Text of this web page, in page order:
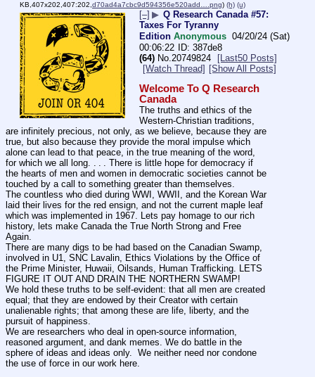
KB,407x202,407:202,d70ad4a7cbc9d594356e520add….png) (h) (u)
[–] ▶ Q Research Canada #57:
Taxes For Tyranny
Edition Anonymous 04/20/24 (Sat)
00:06:22
387de8
(64) No.20749824
[Last50 Posts]
[Watch Thread] [Show All Posts]
Welcome To Q Research
Canada
The truths and ethics of the
Western-Christian traditions,
are infinitely precious, not only, as we believe, because they are
true, but also because they provide the moral impulse which
alone can lead to that peace, in the true meaning of the word,
for which we all long. . . . There is little hope for democracy if
the hearts of men and women in democratic societies cannot be
touched by a call to something greater than themselves.
The countless who died during WWI, WWII, and the Korean War
laid their lives for the red ensign, and not the current maple leaf
which was implemented in 1967. Lets pay homage to our rich
history, lets make Canada the True North Strong and Free
Again.
There are many digs to be had based on the Canadian Swamp,
involved in U1, SNC Lavalin, Ethics Violations by the Office of
the Prime Minister, Huwaii, Oilsands, Human Trafficking. LETS
FIGURE IT OUT AND DRAIN THE NORTHERN SWAMP!
We hold these truths to be self-evident: that all men are created
equal; that they are endowed by their Creator with certain
unalienable rights; that among these are life, liberty, and the
pursuit of happiness.
We are researchers who deal in open-source information,
reasoned argument, and dank memes. We do battle in the
sphere of ideas and ideas only.  We neither need nor condone
the use of force in our work here.